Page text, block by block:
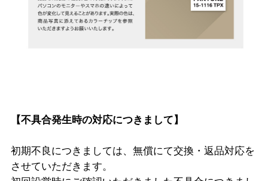
【不具合発生時の対応につきまして】
初期不良につきましては、無償にて交換・返品対応を
させていただきます。